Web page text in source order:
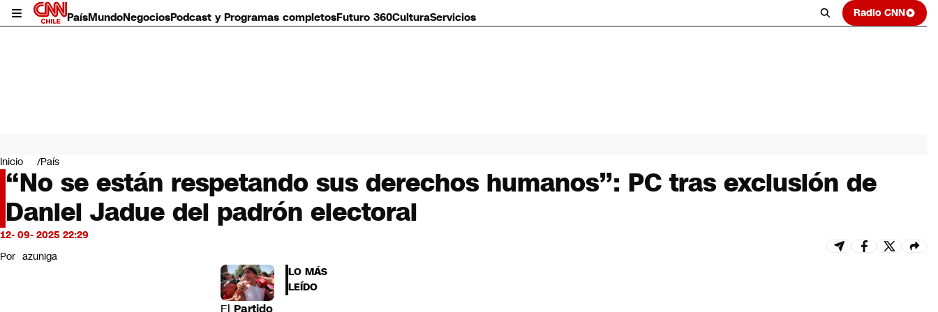
PaísMundoNegociosPodcast y Programas completosFuturo 360CulturaServicios Radio CNN
Mundo
Negocios
Deportes
Programas completos
Cultura
Servicios
CNN Data
Inicio País
“No se están respetando sus derechos humanos”: PC tras exclusión de
Daniel Jadue del padrón electoral
12- 09- 2025 22:29
Por azuniga
El Partido
LO MÁS
LEÍDO